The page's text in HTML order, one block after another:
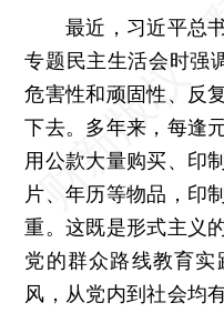
最近，习近平总书
专题民主生活会时强
危害性和顽固性、反
下去。多年来，每逢
用公款大量购买、印
片、年历等物品，印
重。这既是形式主义
党的群众路线教育
风，从党内到社会均